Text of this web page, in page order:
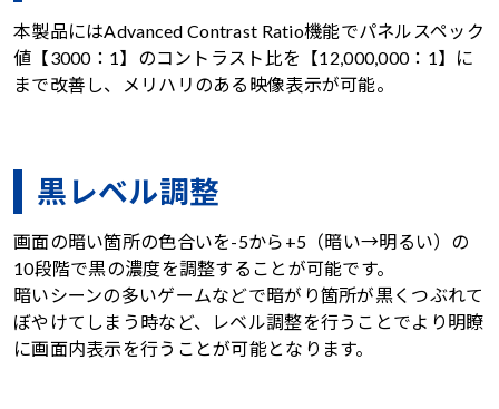
本製品にはAdvanced Contrast Ratio機能でパネルスペック
値【3000：1】のコントラスト比を【12,000,000：1】に
まで改善し、メリハリのある映像表示が可能。
黒レベル調整
画面の暗い箇所の色合いを-5から+5（暗い→明るい）の
10段階で黒の濃度を調整することが可能です。
暗いシーンの多いゲームなどで暗がり箇所が黒くつぶれて
ぼやけてしまう時など、レベル調整を行うことでより明瞭
に画面内表示を行うことが可能となります。